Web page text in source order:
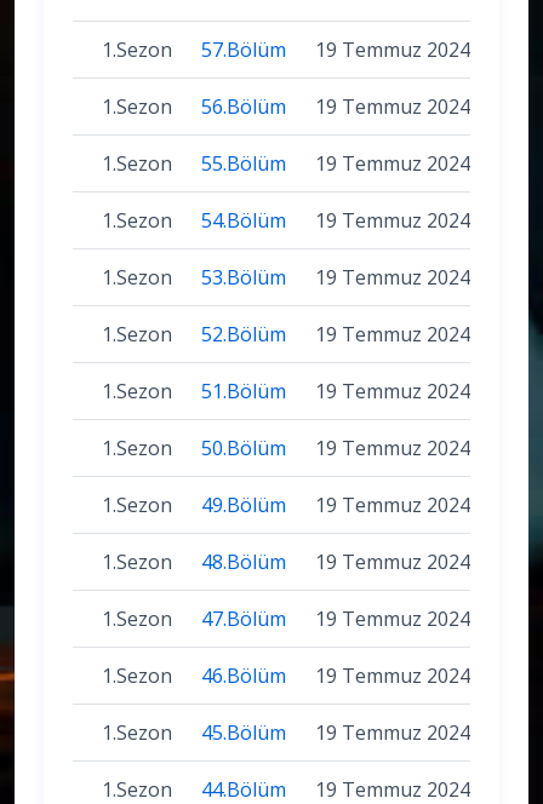
1.Sezon 57.Bölüm 19 Temmuz 2024
1.Sezon 56.Bölüm 19 Temmuz 2024
1.Sezon 55.Bölüm 19 Temmuz 2024
1.Sezon 54.Bölüm 19 Temmuz 2024
1.Sezon 53.Bölüm 19 Temmuz 2024
1.Sezon 52.Bölüm 19 Temmuz 2024
1.Sezon 51.Bölüm 19 Temmuz 2024
1.Sezon 50.Bölüm 19 Temmuz 2024
1.Sezon 49.Bölüm 19 Temmuz 2024
1.Sezon 48.Bölüm 19 Temmuz 2024
1.Sezon 47.Bölüm 19 Temmuz 2024
1.Sezon 46.Bölüm 19 Temmuz 2024
1.Sezon 45.Bölüm 19 Temmuz 2024
1.Sezon 44.Bölüm 19 Temmuz 2024